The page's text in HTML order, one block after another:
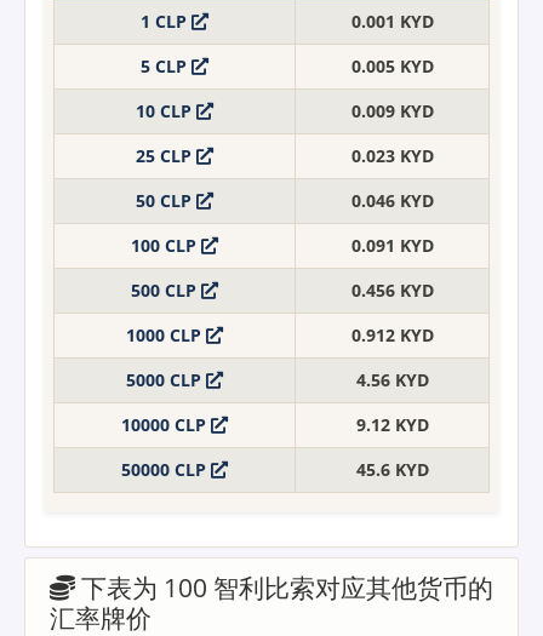
1 CLP
0.001 KYD
5 CLP
0.005 KYD
10 CLP
0.009 KYD
25 CLP
0.023 KYD
50 CLP
0.046 KYD
100 CLP
0.091 KYD
500 CLP
0.456 KYD
1000 CLP
0.912 KYD
5000 CLP
4.56 KYD
10000 CLP
9.12 KYD
50000 CLP
45.6 KYD
下表为 100 智利比索对应其他货币的
汇率牌价